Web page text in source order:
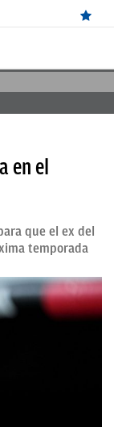
en el
que el ex del
temporada